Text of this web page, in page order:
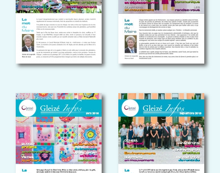
GLEIZÉ INFOS
AVRIL 2015
GLEIZÉ INFOS
SEPTEMBRE 2014